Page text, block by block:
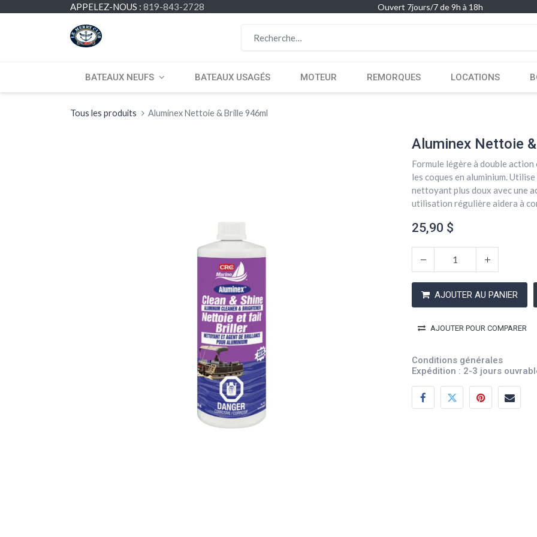
APPELEZ-NOUS : 819-843-2728 Ouvert 7jours/7 de 9h à 18h
BATEAUX NEUFS BATEAUX USAGÉS MOTEUR REMORQUES LOCATIONS
Tous les produits Aluminex Nettoie & Brille 946ml
Aluminex Nettoie
Formule légère à double
les coques en aluminium.
nettoyant plus doux avec une
utilisation régulière aidera à
25,90 $
AJOUTER AU PANIER
AJOUTER POUR COMPARER
Conditions générales
Expédition : 2-3 jours